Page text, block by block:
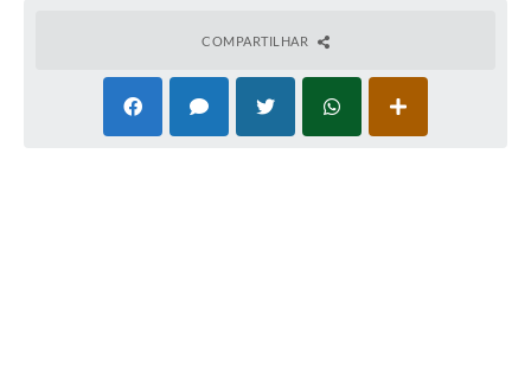
COMPARTILHAR